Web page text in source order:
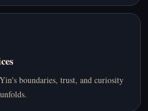
boundaries, trust, and curiosity